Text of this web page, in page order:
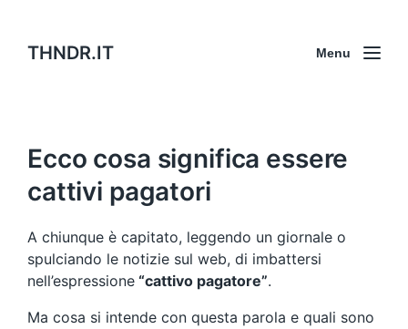
THNDR.IT Menu
Ecco cosa significa essere
cattivi pagatori
A chiunque è capitato, leggendo un giornale o
spulciando le notizie sul web, di imbattersi
nell’espressione “cattivo pagatore”.
Ma cosa si intende con questa parola e quali sono